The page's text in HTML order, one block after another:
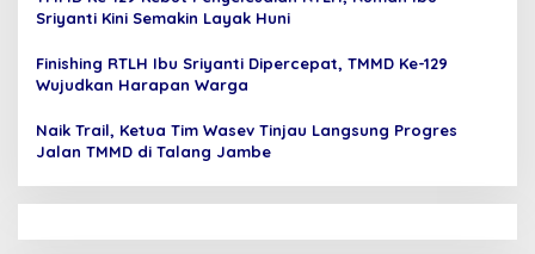
Sriyanti Kini Semakin Layak Huni
Finishing RTLH Ibu Sriyanti Dipercepat, TMMD Ke-129
Wujudkan Harapan Warga
Naik Trail, Ketua Tim Wasev Tinjau Langsung Progres
Jalan TMMD di Talang Jambe